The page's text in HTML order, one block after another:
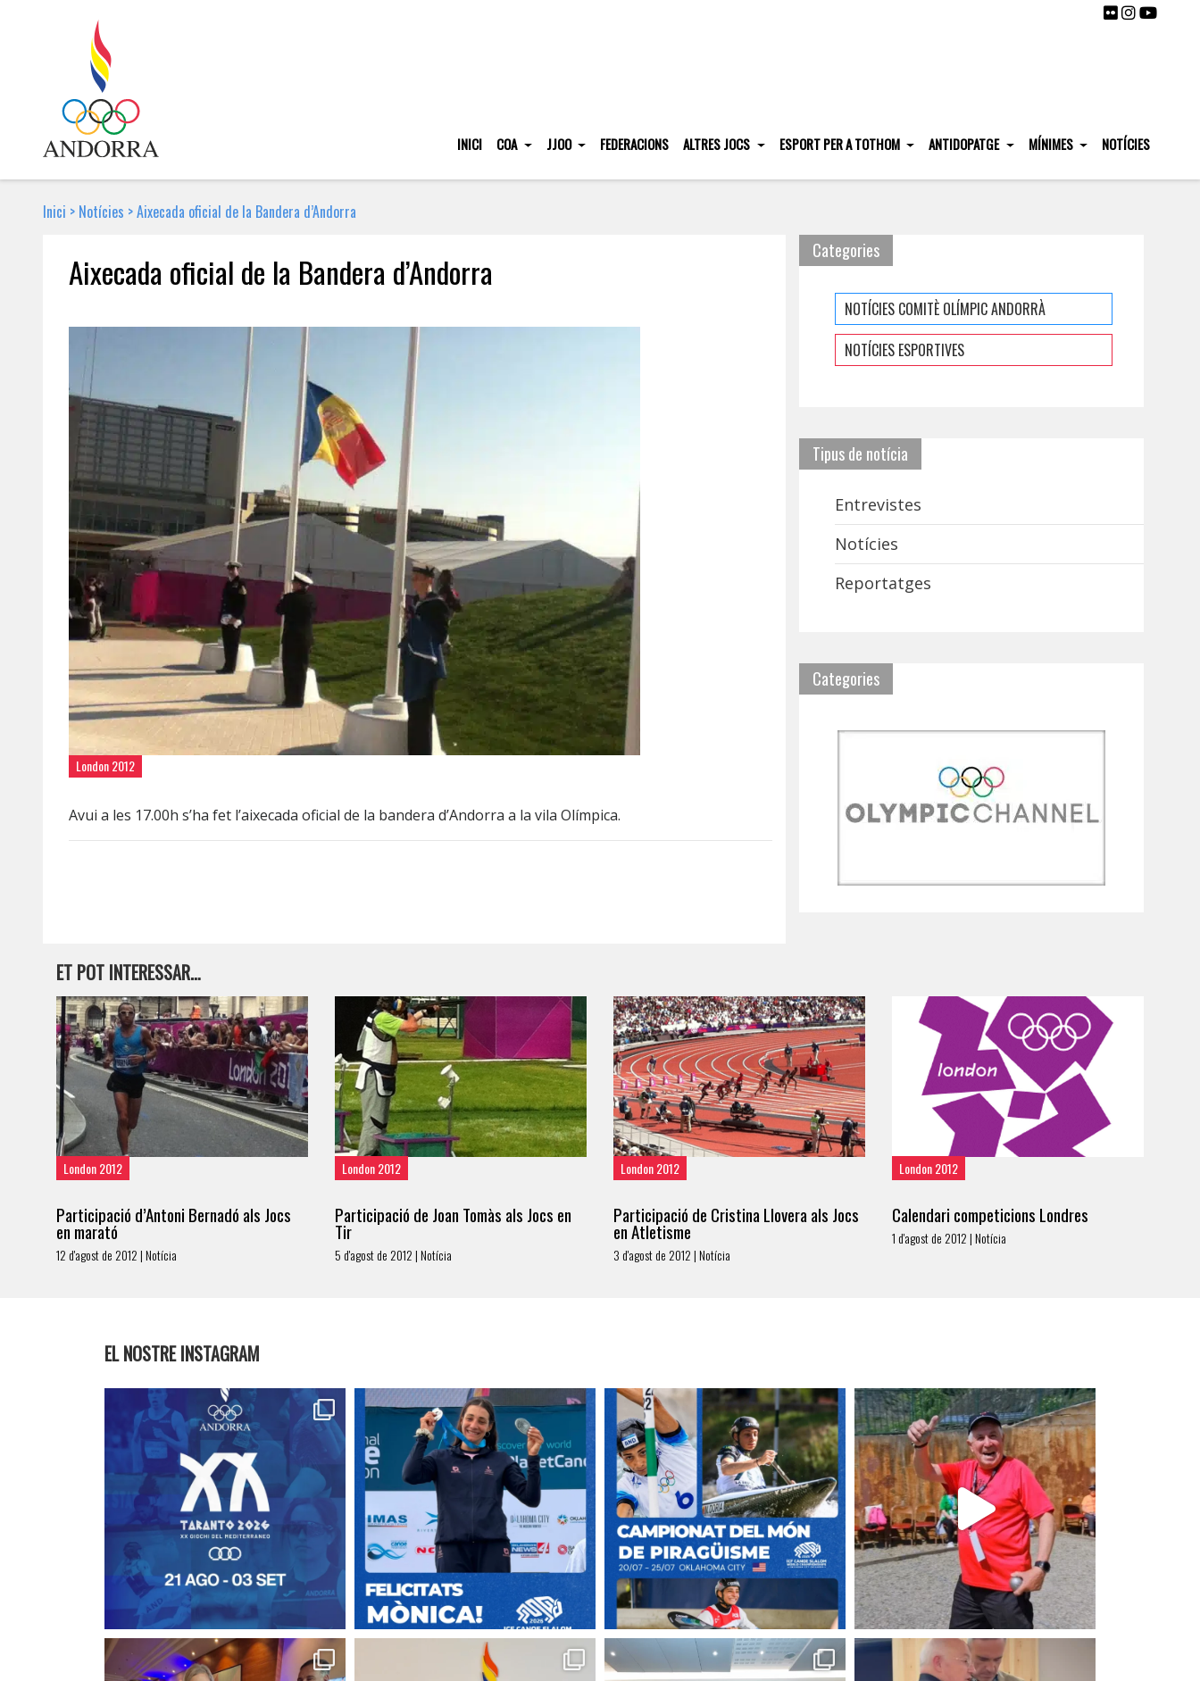
INICI COA JJOO FEDERACIONS ALTRES JOCS ESPORT PER A TOTHOM ANTIDOPATGE MÍNIMES NOTÍCIES
Inici > Notícies >Aixecada oficial de la Bandera d’Andorra
Aixecada oficial de la Bandera d’Andorra
London 2012
Avui a les 17.00h s’ha fet l’aixecada oficial de la bandera d’Andorra a la vila Olímpica.
Categories
NOTÍCIES COMITÈ OLÍMPIC ANDORRÀ
NOTÍCIES ESPORTIVES
Tipus de notícia
Entrevistes
Notícies
Reportatges
Categories
ET POT INTERESSAR…
London 2012
Participació d’Antoni Bernadó als Jocs
en marató
12 d'agost de 2012 | Notícia
London 2012
Participació de Joan Tomàs als Jocs en
Tir
5 d'agost de 2012 | Notícia
London 2012
Participació de Cristina Llovera als Jocs
en Atletisme
3 d'agost de 2012 | Notícia
London 2012
Calendari competicions Londres
1 d'agost de 2012 | Notícia
EL NOSTRE INSTAGRAM